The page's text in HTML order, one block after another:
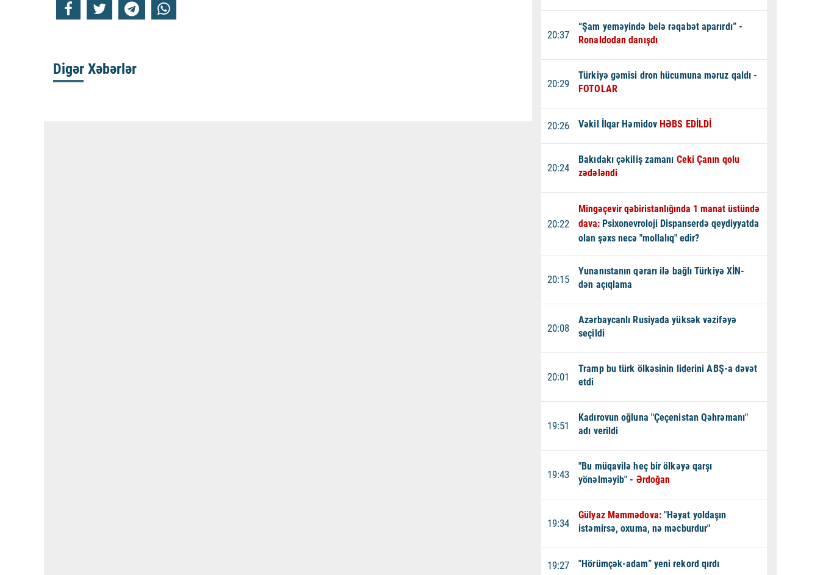
Digər Xəbərlər
20:37
“Şam yeməyində belə rəqabət aparırdı” -
Ronaldodan danışdı
20:29
Türkiyə gəmisi dron hücumuna məruz qaldı -
FOTOLAR
20:26 Vəkil İlqar Həmidov HƏBS EDİLDİ
20:24
Bakıdakı çəkiliş zamanı Ceki Çanın qolu
zədələndi
20:22
Mingəçevir qəbiristanlığında 1 manat üstündə
dava: Psixonevroloji Dispanserdə qeydiyyatda
olan şəxs necə "mollalıq" edir?
20:15
Yunanıstanın qərarı ilə bağlı Türkiyə XİN-
dən açıqlama
20:08
Azərbaycanlı Rusiyada yüksək vəzifəyə
seçildi
20:01
Tramp bu türk ölkəsinin liderini ABŞ-a dəvət
etdi
19:51
Kadırovun oğluna "Çeçenistan Qəhrəmanı"
adı verildi
19:43
"Bu müqavilə heç bir ölkəyə qarşı
yönəlməyib" - Ərdoğan
19:34
Gülyaz Məmmədova:"Həyat yoldaşın
istəmirsə, oxuma, nə məcburdur"
19:27 "Hörümçək-adam” yeni rekord qırdı